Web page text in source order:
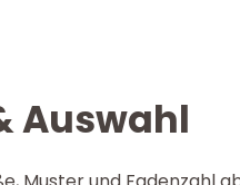
Auswahl